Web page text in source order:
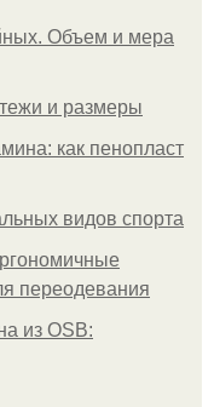
Объем и мера
и размеры
как пенопласт
видов спорта
переодевания
из OSB: